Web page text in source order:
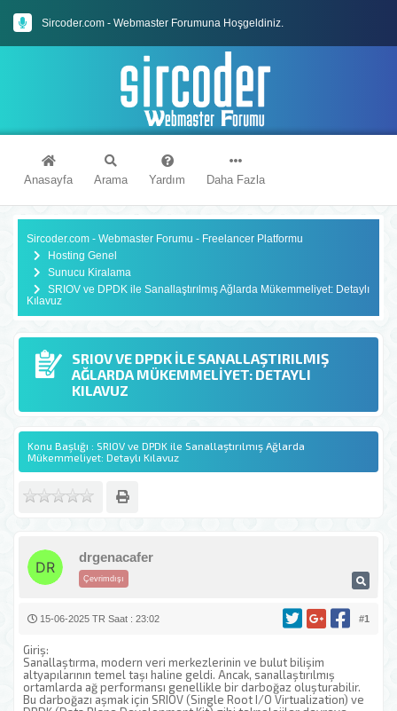
Sircoder.com Webmaster Forumu Kuralları
Sircoder.com - Webmaster Forumuna Hoşgeldiniz.
Anasayfa Arama Yardım Daha Fazla
Sircoder.com - Webmaster Forumu - Freelancer Platformu
Hosting Genel
Sunucu Kiralama
SRIOV ve DPDK ile Sanallaştırılmış Ağlarda Mükemmeliyet: Detaylı
Kılavuz
SRIOV VE DPDK ILE SANALLAŞTIRILMIŞ
AĞLARDA MÜKEMMELIYET: DETAYLI
KILAVUZ
Konu Başlığı : SRIOV ve DPDK ile Sanallaştırılmış Ağlarda
Mükemmeliyet: Detaylı Kılavuz
Çevrimdışı
drgenacafer
#1
15-06-2025 TR Saat : 23:02
Giriş:
Sanallaştırma, modern veri merkezlerinin ve bulut bilişim
altyapılarının temel taşı haline geldi. Ancak, sanallaştırılmış
ortamlarda ağ performansı genellikle bir darboğaz oluşturabilir.
Bu darboğazı aşmak için SRIOV (Single Root I/O Virtualization) ve